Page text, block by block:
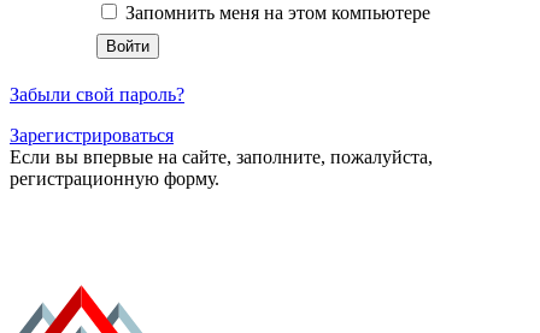
Запомнить меня на этом компьютере
Забыли свой пароль?
Зарегистрироваться
Если вы впервые на сайте, заполните, пожалуйста,
регистрационную форму.